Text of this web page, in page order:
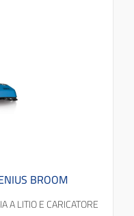
BROOM
A LITIO E CARICATORE